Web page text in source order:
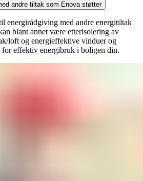
andre tiltak som Enova støtter
energirådgiving med andre energitiltak
blant annet være etterisolering av
loft og energieffektive vinduer og
for effektiv energibruk i boligen din.